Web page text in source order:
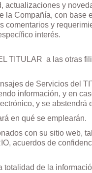
y
Compañía, con
y
interés.
TITULAR a las otras
de Servicios del
información, y en
y se
en qué se emplearán.
con su sitio web,
acuerdos de
totalidad de la